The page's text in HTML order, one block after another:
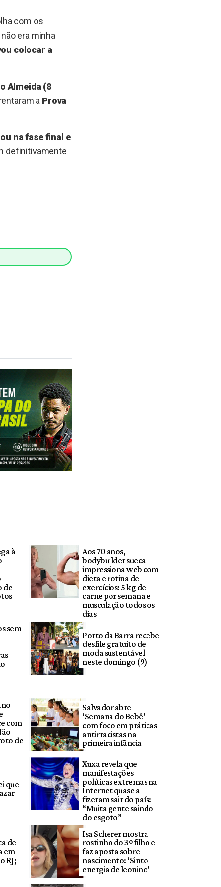
com os
era minha
colocar a
Almeida (8
a Prova
na fase final e
definitivamente
à
de
Aos 70 anos,
bodybuilder sueca
impressiona web com
dieta e rotina de
exercícios: 5 kg de
carne por semana e
musculação todos os
dias
sem
Porto da Barra recebe
desfile gratuito de
moda sustentável
neste domingo (9)
com
de
Salvador abre
‘Semana do Bebê’
com foco em práticas
antirracistas na
primeira infância
que
Xuxa revela que
manifestações
políticas extremas na
Internet quase a
fizeram sair do país:
“Muita gente saindo
do esgoto”
de
em
RJ;
Isa Scherer mostra
rostinho do 3º filho e
faz aposta sobre
nascimento: ‘Sinto
energia de leonino’